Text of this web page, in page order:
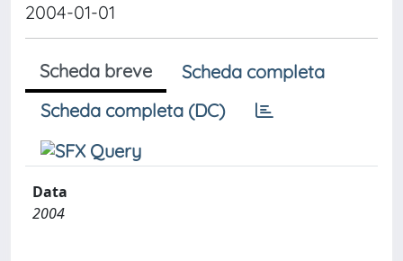
2004-01-01
Scheda breve
Scheda completa
Scheda completa (DC)
Data
2004